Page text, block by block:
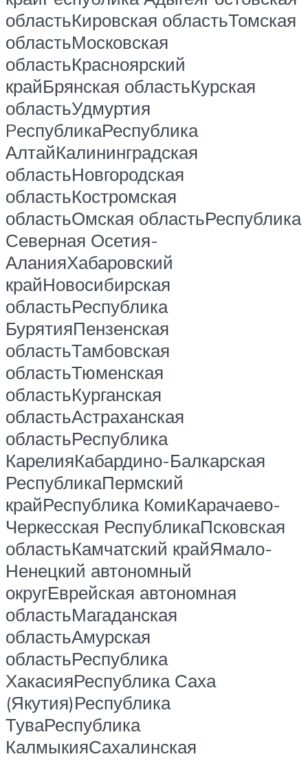
областьКировская областьТомская
областьМосковская
областьКрасноярский
крайБрянская областьКурская
областьУдмуртия
PеспубликаРеспублика
АлтайКалининградская
областьНовгородская
областьКостромская
областьОмская областьРеспублика
Северная Осетия-
АланияХабаровский
крайНовосибирская
областьРеспублика
БурятияПензенская
областьТамбовская
областьТюменская
областьКурганская
областьАстраханская
областьРеспублика
КарелияКабардино-Балкарская
РеспубликаПермский
крайРеспублика КомиКарачаево-
Черкесская РеспубликаПсковская
областьКамчатский крайЯмало-
Ненецкий автономный
округЕврейская автономная
областьМагаданская
областьАмурская
областьРеспублика
ХакасияРеспублика Саха
(Якутия)Республика
ТуваРеспублика
КалмыкияСахалинская